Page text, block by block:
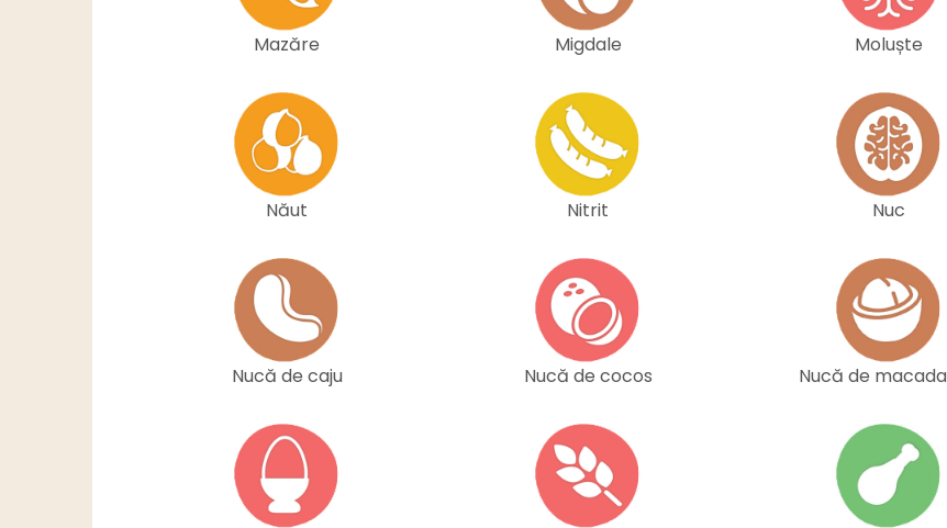
Mazăre Migdale Moluște
Năut Nitrit Nuc
Nucă de caju Nucă de cocos Nucă de